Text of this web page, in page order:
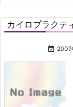
カイロプラクテ
 2007